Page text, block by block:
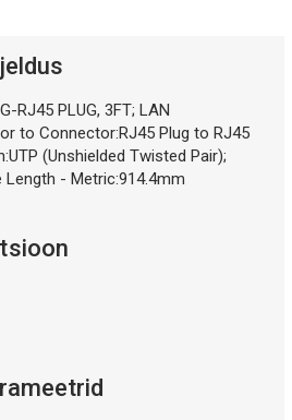
RJ45 PLUG, 3FT; LAN
to Connector:RJ45 Plug to RJ45
(Unshielded Twisted Pair);
Length - Metric:914.4mm